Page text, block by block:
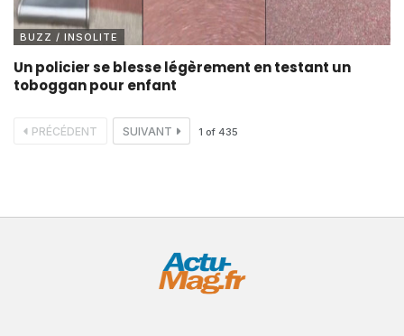
BUZZ / INSOLITE
Un policier se blesse légèrement en testant un
toboggan pour enfant
PRÉCÉDENT SUIVANT 1 of 435